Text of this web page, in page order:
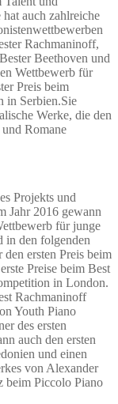
auch zahlreiche
Rachmaninoff,
Beethoven und
Wettbewerb für
Preis beim
in Serbien.Sie
Werke, die den
Romane
Projekts und
Jahr 2016 gewann
für junge
in den folgenden
ersten Preis beim
Preise beim Best
in London.
Rachmaninoff
Youth Piano
des ersten
auch den ersten
und einen
von Alexander
beim Piccolo Piano